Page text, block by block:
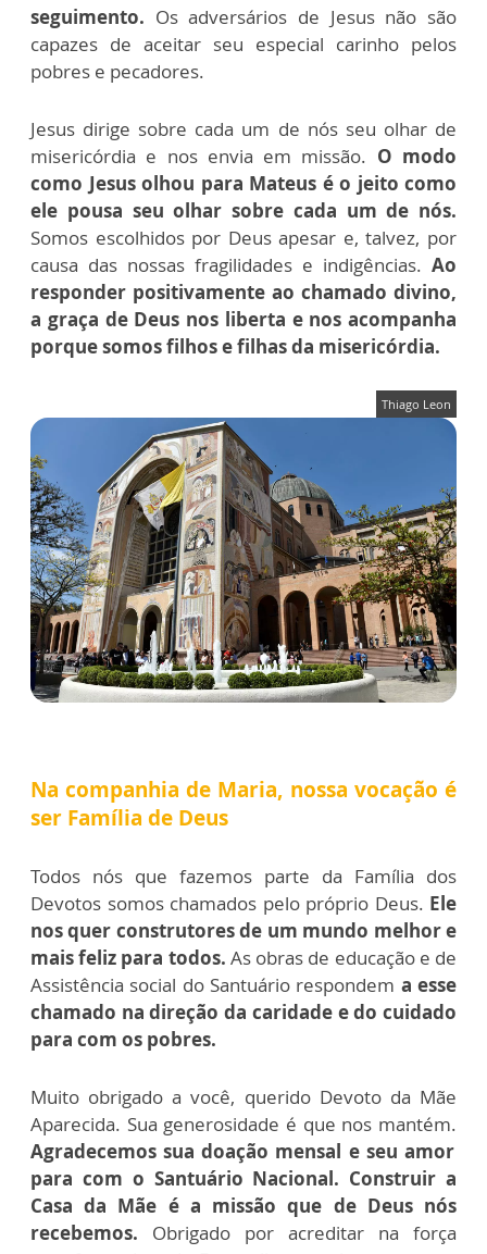
seguimento. Os adversários de Jesus não são
capazes de aceitar seu especial carinho pelos
pobres e pecadores.
Jesus dirige sobre cada um de nós seu olhar de
misericórdia e nos envia em missão. O modo
como Jesus olhou para Mateus é o jeito como
ele pousa seu olhar sobre cada um de nós.
Somos escolhidos por Deus apesar e, talvez, por
causa das nossas fragilidades e indigências. Ao
responder positivamente ao chamado divino,
a graça de Deus nos liberta e nos acompanha
porque somos filhos e filhas da misericórdia.
Thiago Leon
Na companhia de Maria, nossa vocação é
ser Família de Deus
Todos nós que fazemos parte da Família dos
Devotos somos chamados pelo próprio Deus. Ele
nos quer construtores de um mundo melhor e
mais feliz para todos. As obras de educação e de
Assistência social do Santuário respondem a esse
chamado na direção da caridade e do cuidado
para com os pobres.
Muito obrigado a você, querido Devoto da Mãe
Aparecida. Sua generosidade é que nos mantém.
Agradecemos sua doação mensal e seu amor
para com o Santuário Nacional. Construir a
Casa da Mãe é a missão que de Deus nós
recebemos. Obrigado por acreditar na força